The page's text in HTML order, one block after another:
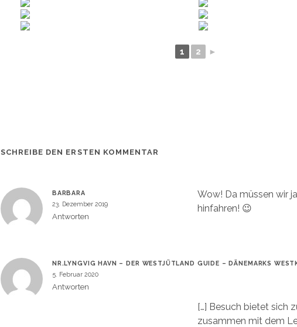
1 2 ►
SCHREIBE DEN ERSTEN KOMMENTAR
BARBARA
23. Dezember 2019
Antworten
Wow! Da müssen wir
hinfahren! 😉
NR.LYNGVIG HAVN – DER WESTJÜTLAND GUIDE – DÄNEMARKS
5. Februar 2020
Antworten
[…] Besuch bietet sich
zusammen mit dem